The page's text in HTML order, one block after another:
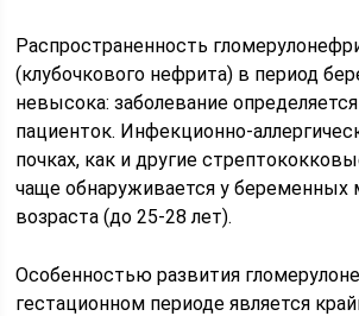
Распространенность
(клубочкового нефрита) в период
невысока: заболевание определяется
пациенток. Инфекционно-
почках, как и другие
чаще обнаруживается у беременных
возраста (до 25-28 лет).
Особенностью развития
гестационном периоде является